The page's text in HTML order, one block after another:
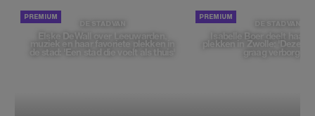
DE STAD VAN
Elske DeWall over Leeuwarden,
muziek en haar favoriete plekken in
de stad: 'Een stad die voelt als thuis'
DE STAD VAN
Isabelle Boer deelt haar
plekken in Zwolle: 'Deze
graag verborgen'